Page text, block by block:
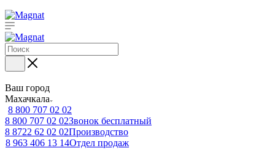
Ваш город
Махачкала
8 800 707 02 02
8 800 707 02 02Звонок бесплатный
8 8722 62 02 02Производство
8 963 406 13 14Отдел продаж